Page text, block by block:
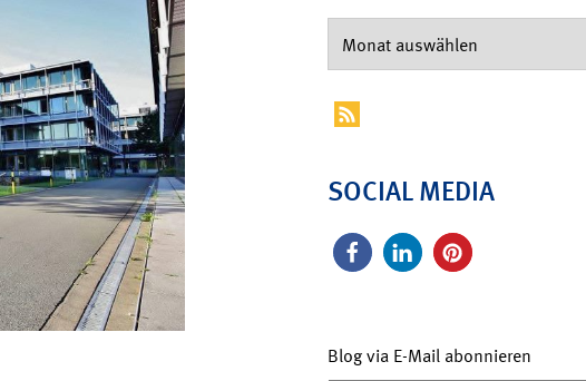
SOCIAL MEDIA
Blog via E-Mail abonnieren